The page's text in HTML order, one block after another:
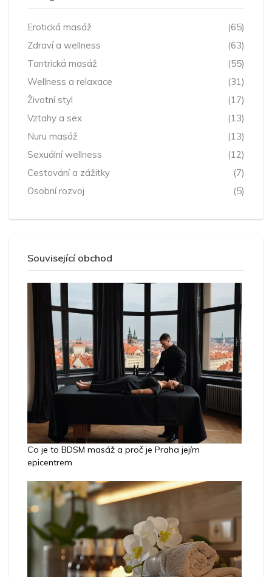
Erotická masáž
(65)
Zdraví a wellness
(63)
Tantrická masáž
(55)
Wellness a relaxace
(31)
Životní styl
(17)
Vztahy a sex
(13)
Nuru masáž
(13)
Sexuální wellness
(12)
Cestování a zážitky
(7)
Osobní rozvoj
(5)
Související obchod
Co je to BDSM masáž a proč je Praha jejím
epicentrem